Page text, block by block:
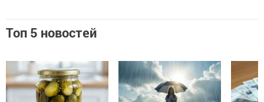
Топ 5 новостей